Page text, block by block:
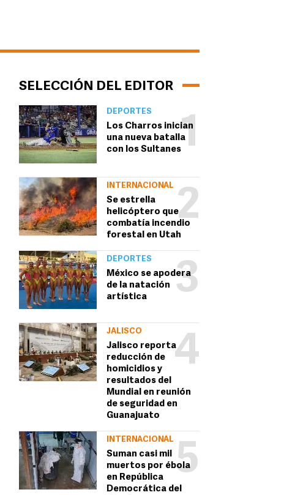
SELECCIÓN DEL EDITOR
1
DEPORTES
Los Charros inician
una nueva batalla
con los Sultanes
2
INTERNACIONAL
Se estrella
helicóptero que
combatía incendio
forestal en Utah
3
DEPORTES
México se apodera
de la natación
artística
4
JALISCO
Jalisco reporta
reducción de
homicidios y
resultados del
Mundial en reunión
de seguridad en
Guanajuato
5
INTERNACIONAL
Suman casi mil
muertos por ébola
en República
Democrática del